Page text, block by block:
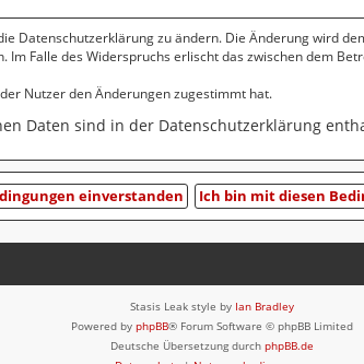
Datenschutzerklärung zu ändern. Die Änderung wird
Falle des Widerspruchs erlischt das zwischen dem
Nutzer den Änderungen zugestimmt hat.
Daten sind in der Datenschutzerklärung
Stasis Leak style by Ian Bradley
Powered by phpBB® Forum Software © phpBB Limited
Deutsche Übersetzung durch phpBB.de